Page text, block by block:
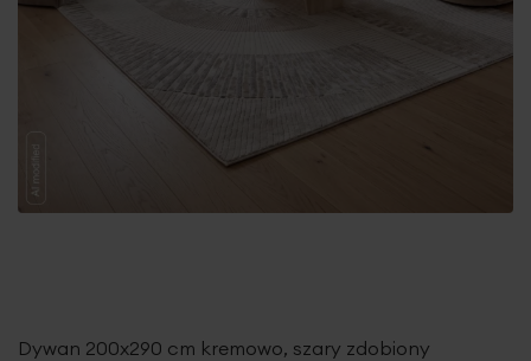
Dywan 200x290 cm kremowo, szary zdobiony